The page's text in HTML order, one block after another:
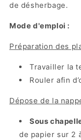
de désherbage.
Mode d'emploi :
Préparation des
Travailler la
Rouler afin
Dépose de la
Sous
de papier sur 2